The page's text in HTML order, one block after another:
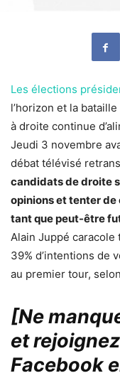
Les élections
l’horizon et la
à droite continue
Jeudi 3 novembre
débat télévisé
candidats de droite
opinions et tenter
tant que peut-être
Alain Juppé
39% d’intentions de
au premier tour,
[Ne
et
Facebook